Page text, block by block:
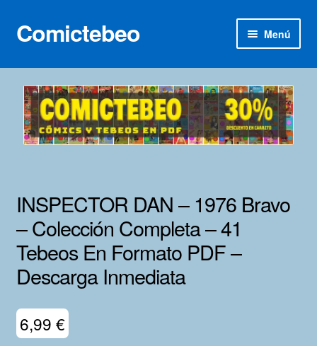
Ir
a
Ir
al
Comictebeo Menú
Inicio
Categorías
Franco-Belga
Lotes 100
Adultos
Mi Cuenta
INSPECTOR DAN – 1976 Bravo
– Colección Completa – 41
Tebeos En Formato PDF –
Descarga Inmediata
6,99 €